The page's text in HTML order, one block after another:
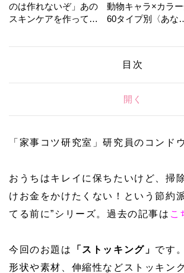
のは作れないぞ」あの
スキンケアを作ってい
動物キャラ×カラ
60タイプ別〈あな
目次
開く
「家事コツ研究室」研究員のコンド
おうちはキレイに保ちたいけど、掃
けお金をかけたくない！という節約
てる前に”シリーズ。過去の記事は こ
今回のお題は 「ストッキング」 です。
形状や素材、伸縮性などストッキン